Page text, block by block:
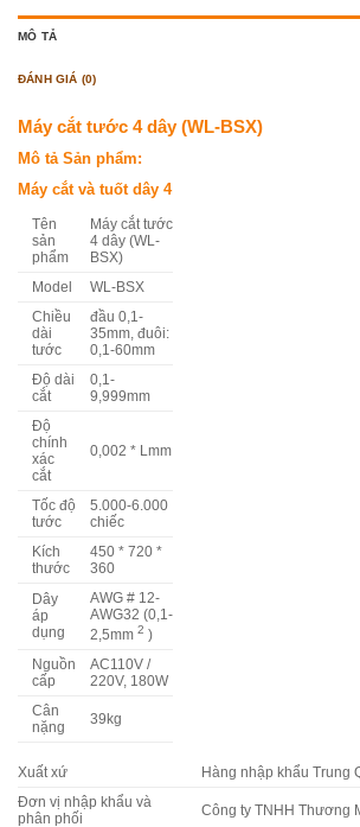
MÔ TẢ
ĐÁNH GIÁ (0)
Máy cắt tước 4 dây (WL-BSX)
Mô tả Sản phẩm:
Máy cắt và tuốt dây 4
Tên
sản
phẩm
Máy cắt tước
4 dây (WL-
BSX)
Model WL-BSX
Chiều
dài
tước
đầu 0,1-
35mm, đuôi:
0,1-60mm
Độ dài
cắt
0,1-
9,999mm
Độ
chính
xác
cắt
0,002 * Lmm
Tốc độ
tước
5.000-6.000
chiếc
Kích
thước
450 * 720 *
360
Dây
áp
dụng
AWG # 12-
AWG32 (0,1-
2,5mm 2 )
Nguồn
cấp
AC110V /
220V, 180W
Cân
nặng
39kg
Xuất xứ Hàng nhập khẩu Trung
Đơn vị nhập khẩu và
phân phối
Công ty TNHH Thương